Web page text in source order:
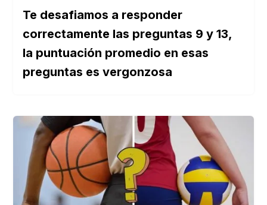
Te desafiamos a responder
correctamente las preguntas 9 y 13,
la puntuación promedio en esas
preguntas es vergonzosa